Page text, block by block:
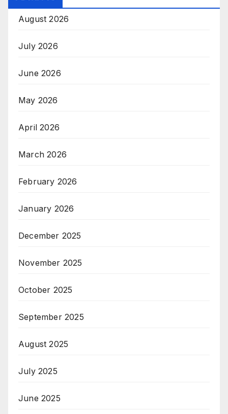
August 2026
July 2026
June 2026
May 2026
April 2026
March 2026
February 2026
January 2026
December 2025
November 2025
October 2025
September 2025
August 2025
July 2025
June 2025